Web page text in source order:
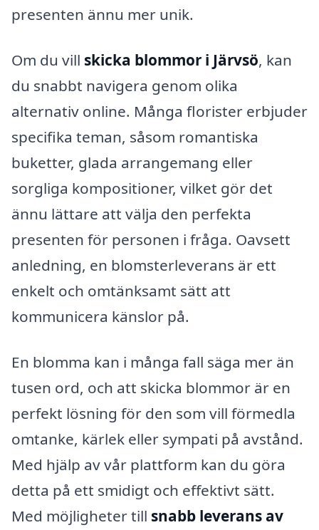
presenten ännu mer unik.
Om du vill skicka blommor i Järvsö, kan
du snabbt navigera genom olika
alternativ online. Många florister erbjuder
specifika teman, såsom romantiska
buketter, glada arrangemang eller
sorgliga kompositioner, vilket gör det
ännu lättare att välja den perfekta
presenten för personen i fråga. Oavsett
anledning, en blomsterleverans är ett
enkelt och omtänksamt sätt att
kommunicera känslor på.
En blomma kan i många fall säga mer än
tusen ord, och att skicka blommor är en
perfekt lösning för den som vill förmedla
omtanke, kärlek eller sympati på avstånd.
Med hjälp av vår plattform kan du göra
detta på ett smidigt och effektivt sätt.
Med möjligheter till snabb leverans av